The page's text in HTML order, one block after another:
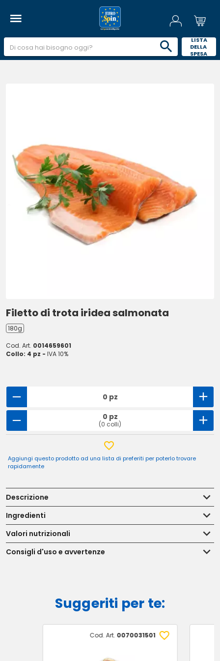
LISTA
DELLA
SPESA
Filetto di trota iridea salmonata
180g
Cod. Art. 0014659601
Collo: 4 pz - IVA 10%
0 pz
0 pz
(0 colli)
Aggiungi questo prodotto ad una lista di preferiti per poterlo trovare
rapidamente
Descrizione
Ingredienti
Valori nutrizionali
Consigli d'uso e avvertenze
Suggeriti per te:
Cod. Art. 0070031501